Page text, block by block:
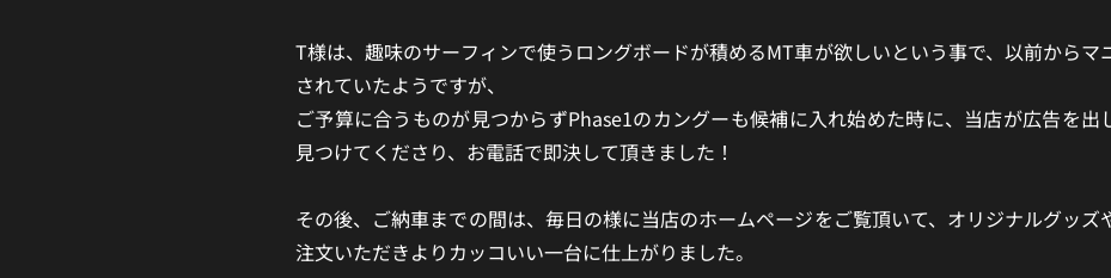
T様は、趣味のサーフィンで使うロングボードが積めるMT車が欲しいという事で、以前からマ
されていたようですが、
ご予算に合うものが見つからずPhase1のカングーも候補に入れ始めた時に、当店が広告を出
見つけてくださり、お電話で即決して頂きました！
その後、ご納車までの間は、毎日の様に当店のホームページをご覧頂いて、オリジナルグッズ
注文いただきよりカッコいい一台に仕上がりました。